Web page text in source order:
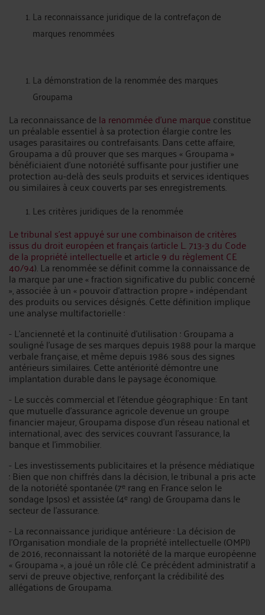
La reconnaissance juridique de la contrefaçon de
marques renommées
La démonstration de la renommée des marques
Groupama
La reconnaissance dela renommée d’une marqueconstitue
un préalable essentiel à sa protection élargie contre les
usages parasitaires ou contrefaisants. Dans cette affaire,
Groupama a dû prouver que ses marques « Groupama »
bénéficiaient d’une notoriété suffisante pour justifier une
protection au-delà des seuls produits et services identiques
ou similaires à ceux couverts par ses enregistrements.
Les critères juridiques de la renommée
Le tribunal s’est appuyé sur une combinaison de critères
issus du droit européen et français (article L. 713-3 du Code
de la propriété intellectuelleetarticle 9 du règlement CE
40/94). La renommée se définit comme la connaissance de
la marque par une « fraction significative du public concerné
», associée à un « pouvoir d’attraction propre » indépendant
des produits ou services désignés. Cette définition implique
une analyse multifactorielle :
- L’ancienneté et la continuité d’utilisation : Groupama a
souligné l’usage de ses marques depuis 1988 pour la marque
verbale française, et même depuis 1986 sous des signes
antérieurs similaires. Cette antériorité démontre une
implantation durable dans le paysage économique.
- Le succès commercial et l’étendue géographique : En tant
que mutuelle d’assurance agricole devenue un groupe
financier majeur, Groupama dispose d’un réseau national et
international, avec des services couvrant l’assurance, la
banque et l’immobilier.
- Les investissements publicitaires et la présence médiatique
: Bien que non chiffrés dans la décision, le tribunal a pris acte
de la notoriété spontanée (7ᵉ rang en France selon le
sondage Ipsos) et assistée (4ᵉ rang) de Groupama dans le
secteur de l’assurance.
- La reconnaissance juridique antérieure : La décision de
l’Organisation mondiale de la propriété intellectuelle (OMPI)
de 2016, reconnaissant la notoriété de la marque européenne
« Groupama », a joué un rôle clé. Ce précédent administratif a
servi de preuve objective, renforçant la crédibilité des
allégations de Groupama.